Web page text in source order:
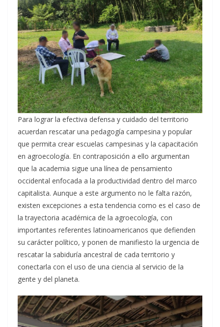
Para lograr la efectiva defensa y cuidado del territorio
acuerdan rescatar una pedagogía campesina y popular
que permita crear escuelas campesinas y la capacitación
en agroecología. En contraposición a ello argumentan
que la academia sigue una línea de pensamiento
occidental enfocada a la productividad dentro del marco
capitalista. Aunque a este argumento no le falta razón,
existen excepciones a esta tendencia como es el caso de
la trayectoria académica de la agroecología, con
importantes referentes latinoamericanos que defienden
su carácter político, y ponen de manifiesto la urgencia de
rescatar la sabiduría ancestral de cada territorio y
conectarla con el uso de una ciencia al servicio de la
gente y del planeta.